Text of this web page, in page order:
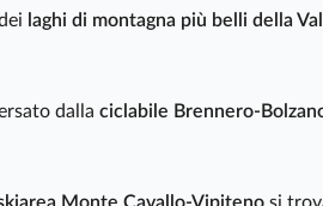
laghi di montagna più belli della
dalla ciclabile Brennero-